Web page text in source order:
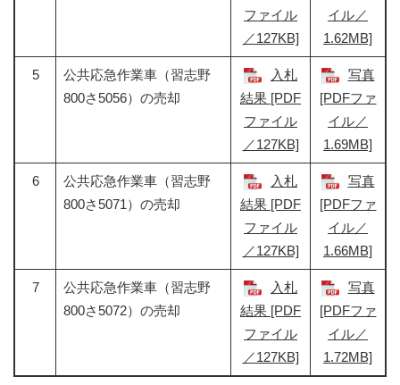
ファイル
／127KB]
イル／
1.62MB]
5
公共応急作業車（習志野
800さ5056）の売却
入札
結果 [PDF
ファイル
／127KB]
写真
[PDFファ
イル／
1.69MB]
6
公共応急作業車（習志野
800さ5071）の売却
入札
結果 [PDF
ファイル
／127KB]
写真
[PDFファ
イル／
1.66MB]
7
公共応急作業車（習志野
800さ5072）の売却
入札
結果 [PDF
ファイル
／127KB]
写真
[PDFファ
イル／
1.72MB]